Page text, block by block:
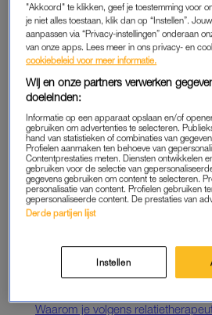
1. Japan en Singapore:
189 landen
2. Finland, Duitsland en Zuid-
187 landen
3. Denemarken, Italië en
186 landen
4. Frankrijk, Spanje en Zweden:
185 landen
Waarom je volgens
"Akkoord" te klikken, geef je toestemming voor
je niet alles toestaan, klik dan op “Instellen”.
aanpassen via “Privacy-instellingen” onderaan
van onze apps. Lees meer in ons privacy- en
cookiebeleid voor meer informatie.
Wij en onze partners verwerken
doeleinden:
Informatie op een apparaat opslaan en/of
gebruiken om advertenties te selecteren.
hand van statistieken of combinaties van
Profielen aanmaken ten behoeve van
Contentprestaties meten. Diensten ontwikkelen
gebruiken voor de selectie van
gegevens gebruiken om content te selecteren.
personalisatie van content. Profielen gebruiken
gepersonaliseerde content. De prestaties van
Derde partijen lijst
Instellen